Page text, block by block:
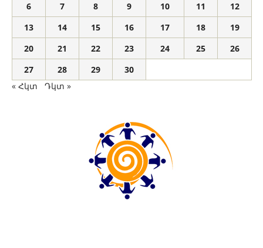
6
7 8 9 10 11
12
13
14 15 16 17 18
19
20
21 22 23 24 25
26
27
28 29
30
« Հկտ
Դկտ »